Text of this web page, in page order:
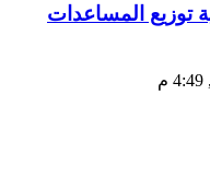
المساعدات